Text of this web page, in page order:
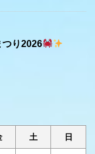
つり2026
土 日